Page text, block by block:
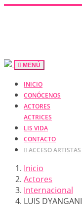
MENÚ
INICIO
CONÓCENOS
ACTORES
ACTRICES
LIS VIDA
CONTACTO
ACCESO ARTISTAS
Inicio
Actores
Internacional
LUIS DYANGANI